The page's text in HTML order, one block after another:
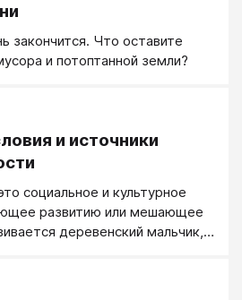
закончится. Что оставите
и потоптанной земли?
и источники
социальное и культурное
развитию или мешающее
деревенский мальчик, в
отношении развития,